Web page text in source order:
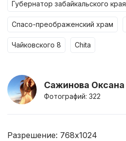
губернатор забайкальского края
спасо-преображенский храм
чайковского 8 chita
Сажинова Оксана
Фотографий: 322
Разрешение: 768x1024